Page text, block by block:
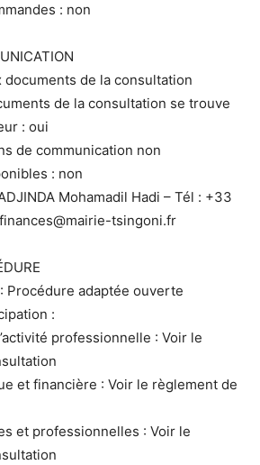
: non
documents de la consultation
de la consultation se trouve
: oui
de communication non
: non
Mohamadil Hadi – Tél : +33
tsingoni.fr
Procédure adaptée ouverte
:
professionnelle : Voir le
et financière : Voir le règlement de
et professionnelles : Voir le